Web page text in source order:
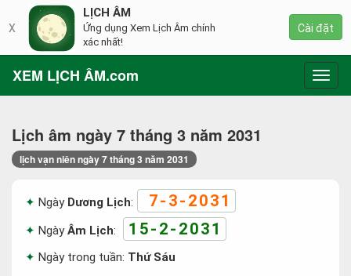
XEM LỊCH ÂM.com
Lịch âm ngày 7 tháng 3 năm 2031
lịch vạn niên ngày 7 tháng 3 năm 2031
Ngày Dương Lịch: 7-3-2031
NgàyÂm Lịch: 15-2-2031
Ngày trong tuần: Thứ Sáu
X
LỊCH ÂM
Ứng dụng Xem Lịch Âm chính
xác nhất!
Cài đặt